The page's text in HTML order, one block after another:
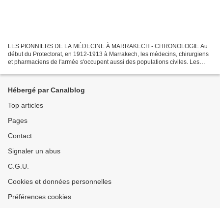
LES PIONNIERS DE LA MÉDECINE À MARRAKECH - CHRONOLOGIE Au
début du Protectorat, en 1912-1913 à Marrakech, les médecins, chirurgiens
et pharmaciens de l'armée s'occupent aussi des populations civiles. Les
Hébergé par Canalblog
Top articles
Pages
Contact
Signaler un abus
C.G.U.
Cookies et données personnelles
Préférences cookies